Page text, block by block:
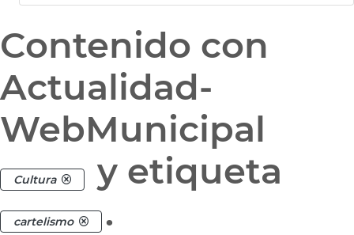
Contenido con
Actualidad-
WebMunicipal
Cultura y etiqueta
cartelismo .